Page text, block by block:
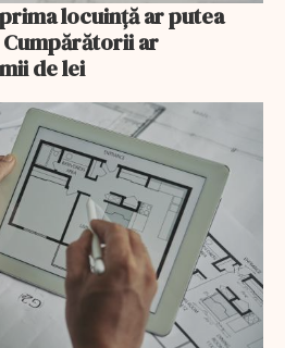
locuință ar putea
ar
de lei